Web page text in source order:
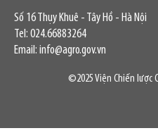
Số 16 Thụy Khuê - Tây Hồ - Hà Nội
Tel: 024.66883264
Email: info@agro.gov.vn
©2025 Viện Chiến lược